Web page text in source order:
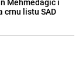
crnu listu SAD